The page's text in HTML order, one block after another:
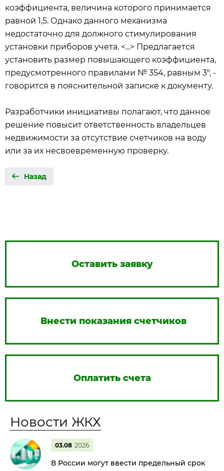
коэффициента, величина которого принимается
равной 1,5. Однако данного механизма
недостаточно для должного стимулирования
установки приборов учета. <...> Предлагается
установить размер повышающего коэффициента,
предусмотренного правилами № 354, равным 3", -
говорится в пояснительной записке к документу.
Разработчики инициативы полагают, что данное
решение повысит ответственность владельцев
недвижимости за отсутствие счетчиков на воду
или за их несвоевременную проверку.
Назад
Оставить заявку
Внести показания счетчиков
Оплатить счета
Новости ЖКХ
03.08 2026
В России могут ввести предельный срок